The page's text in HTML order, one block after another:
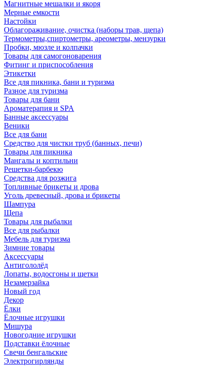
Магнитные мешалки и якоря
Мерные емкости
Настойки
Облагораживание, очистка (наборы трав, щепа)
Термометры,спиртометры, ареометры, мензурки
Пробки, мюзле и колпачки
Товары для самогоноварения
Фитинг и приспособления
Этикетки
Все для пикника, бани и туризма
Разное для туризма
Товары для бани
Ароматерапия и SPA
Банные аксессуары
Веники
Все для бани
Средство для чистки труб (банных, печи)
Товары для пикника
Мангалы и коптильни
Решетки-барбекю
Средства для розжига
Топливные брикеты и дрова
Уголь древесный, дрова и брикеты
Шампура
Щепа
Товары для рыбалки
Все для рыбалки
Мебель для туризма
Зимние товары
Аксессуары
Антигололёд
Лопаты, водосгоны и щетки
Незамерзайка
Новый год
Декор
Ёлки
Ёлочные игрушки
Мишура
Новогодние игрушки
Подставки ёлочные
Свечи бенгальские
Электрогирлянды